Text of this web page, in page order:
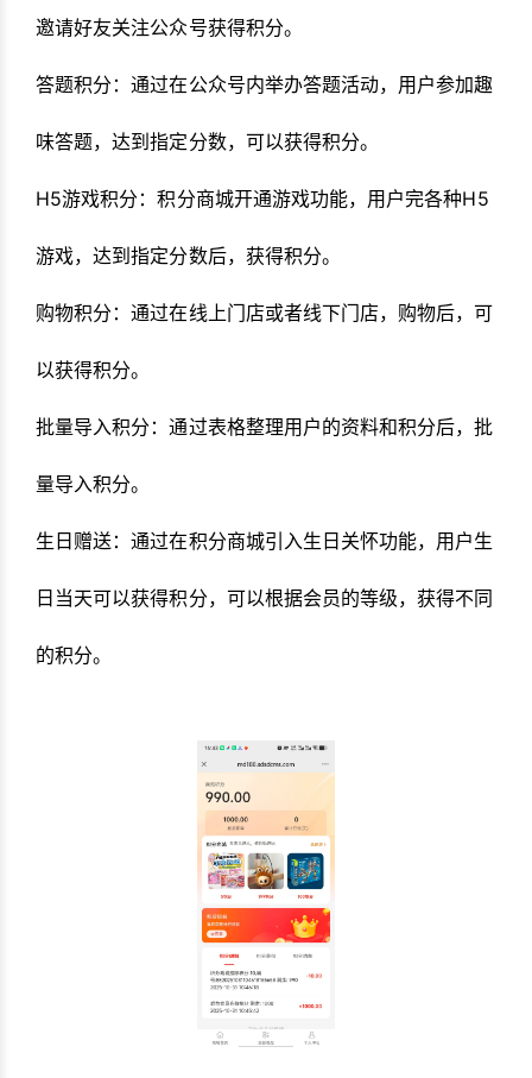
邀请好友关注公众号获得积分。
答题积分：通过在公众号内举办答题活动，用户参加趣
味答题，达到指定分数，可以获得积分。
H5游戏积分：积分商城开通游戏功能，用户完各种H5
游戏，达到指定分数后，获得积分。
购物积分：通过在线上门店或者线下门店，购物后，可
以获得积分。
批量导入积分：通过表格整理用户的资料和积分后，批
量导入积分。
生日赠送：通过在积分商城引入生日关怀功能，用户生
日当天可以获得积分，可以根据会员的等级，获得不同
的积分。